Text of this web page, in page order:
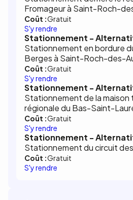
Fromageur à Saint-Roch-
Coût :Gratuit
S'y rendre
Stationnement -
Stationnement en bordure
Berges à Saint-Roch-des-
Coût :Gratuit
S'y rendre
Stationnement -
Stationnement de la maison
régionale du Bas-Saint-
Coût :Gratuit
S'y rendre
Stationnement -
Stationnement du circuit
Coût :Gratuit
S'y rendre